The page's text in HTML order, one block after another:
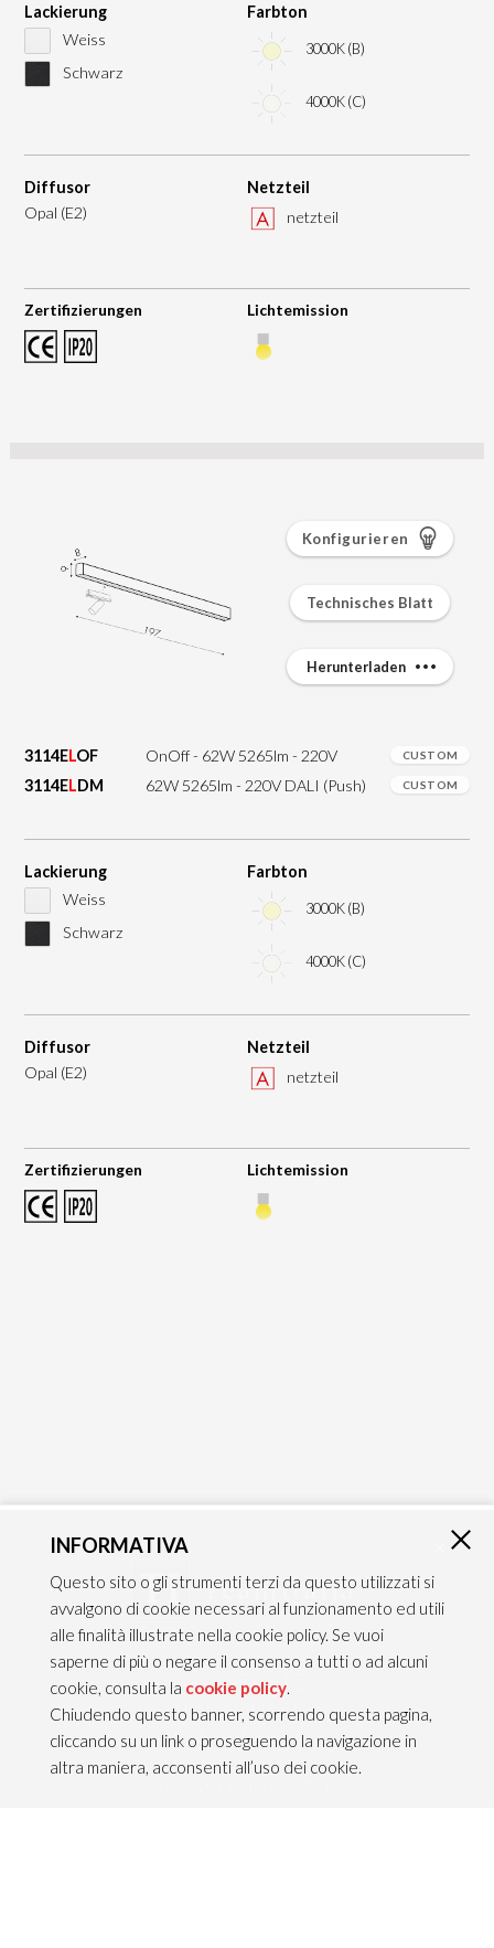
Lackierung
Weiss
Schwarz
Farbton
3000K (B)
4000K (C)
Diffusor
Opal (E2)
Netzteil
netzteil
Zertifizierungen Lichtemission
3114ELOF OnOff - 62W 5265lm - 220V CUSTOM
3114ELDM 62W 5265lm - 220V DALI (Push) CUSTOM
Lackierung
Weiss
Schwarz
Farbton
3000K (B)
4000K (C)
Diffusor
Opal (E2)
Netzteil
netzteil
Zertifizierungen Lichtemission
Konfigurieren
Technisches Blatt
Herunterladen
KONTAKTE
TEAM ITALIA S.R.L.
Via dell’Artigianato 21
Caselle di Sommacampagna
INFORMATIVA
Questo sito o gli strumenti terzi da questo utilizzati si
avvalgono di cookie necessari al funzionamento ed utili
alle finalità illustrate nella cookie policy. Se vuoi
saperne di più o negare il consenso a tutti o ad alcuni
cookie, consulta la cookie policy.
Chiudendo questo banner, scorrendo questa pagina,
cliccando su un link o proseguendo la navigazione in
altra maniera, acconsenti all’uso dei cookie.